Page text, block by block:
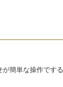
簡単な操作です